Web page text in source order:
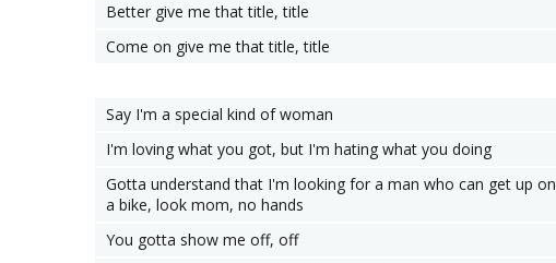
Better give me that title, title
Come on give me that title, title
Say I'm a special kind of woman
I'm loving what you got, but I'm hating what you doing
Gotta understand that I'm looking for a man who can get up on
a bike, look mom, no hands
You gotta show me off, off